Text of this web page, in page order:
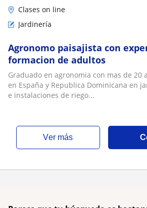
Clases on line
Jardinería
Agronomo paisajista con
formacion de adultos
Graduado en agronomia con mas de 20
en España y Republica Dominicana en
e instalaciones de riego...
ver más